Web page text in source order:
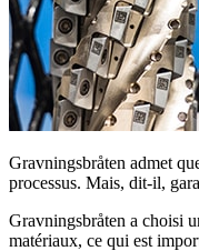
Gravningsbråten admet
processus. Mais, dit-il,
Gravningsbråten a choisi
matériaux, ce qui est